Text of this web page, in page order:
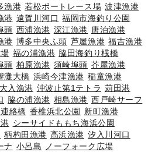
漁港 若松ボートレース場 波津漁港
港 遠賀川河口 福岡市海釣り公園
頭 西浦漁港 深江漁港 唐泊漁港
港 博多中央ふ頭 芦屋漁港 福吉漁港
福の浦漁港 脇田海釣り桟橋
頭 柏原漁港 須崎埠頭 芥屋漁港
灘大橋 浜崎今津漁港 稲童漁港
大入漁港 沖波止第1テトラ 苅田港
脇の浦漁港 相島漁港 西戸崎サーフ
絡橋 香椎浜北公園 新町漁港
シーサイドももち海浜公園
柄杓田漁港 高浜漁港 汐入川河口
ナ 小呂島
ノーフォーク広場